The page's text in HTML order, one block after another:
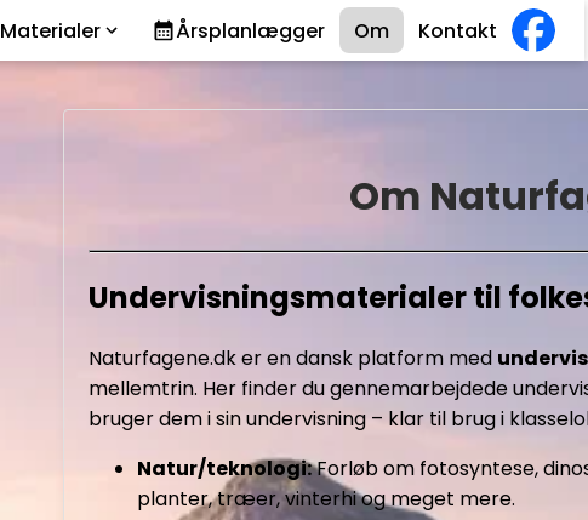
Materialer Årsplanlægger Om Kontakt
Om
Undervisningsmaterialer til
Naturfagene.dk er en dansk platform med
mellemtrin. Her finder du gennemarbejdede
bruger dem i sin undervisning – klar til brug i
Natur/teknologi:Forløb om fotosyntese,
planter, træer, vinterhi og meget mere.